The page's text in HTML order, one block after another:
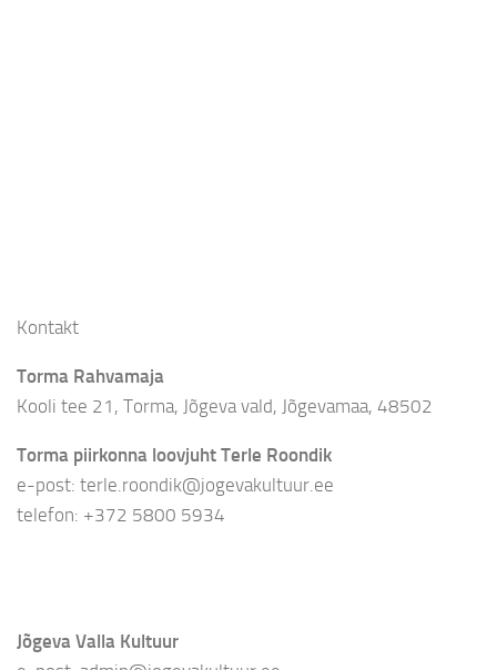
Kontakt
Torma Rahvamaja
Kooli tee 21, Torma, Jõgeva vald, Jõgevamaa, 48502
Torma piirkonna loovjuht Terle Roondik
e-post: terle.roondik@jogevakultuur.ee
telefon: +372 5800 5934
Jõgeva Valla Kultuur